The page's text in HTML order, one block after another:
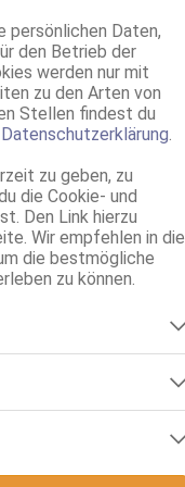
persönlichen Daten,
den Betrieb der
werden nur mit
zu den Arten von
Stellen findest du
Datenschutzerklärung.
zu geben, zu
die Cookie- und
Den Link hierzu
Wir empfehlen in die
die bestmögliche
zu können.
die für den Betrieb
nicht richtig
der Analyse der
Besitzern zu
werden.
Körperküs., RS
rasiert, deutsch
KBp
deutsch